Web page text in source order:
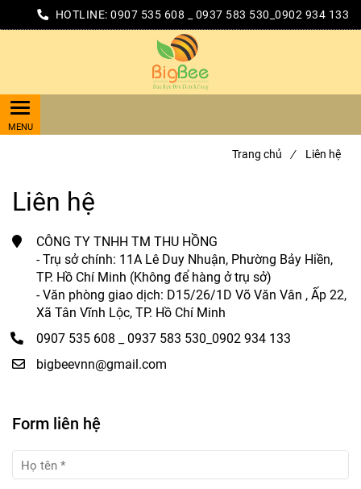
HOTLINE: 0907 535 608 _ 0937 583 530_0902 934 133
Trang chủ / Liên hệ
Liên hệ
CÔNG TY TNHH TM THU HỒNG
- Trụ sở chính: 11A Lê Duy Nhuận, Phường Bảy Hiền,
TP. Hồ Chí Minh (Không để hàng ở trụ sở)
- Văn phòng giao dịch: D15/26/1D Võ Văn Vân , Ấp 22,
Xã Tân Vĩnh Lộc, TP. Hồ Chí Minh
0907 535 608 _ 0937 583 530_0902 934 133
bigbeevnn@gmail.com
Form liên hệ